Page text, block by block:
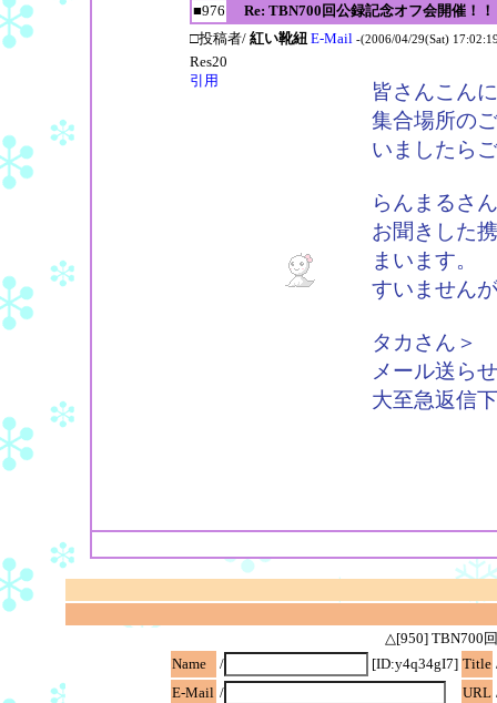
■976 Re: TBN700回公録記念オフ会開催！！
□投稿者/ 紅い靴紐 E-Mail -(2006/04/29(Sat)
Res20
引用
皆さんこん
集合場所の
いましたら
らんまるさ
お聞きした
まいます。
すいません
タカさん＞
メール送ら
大至急返信
△[950] TBN700
Name
/ [ID:y4q34gI7] Title
E-Mail / URL